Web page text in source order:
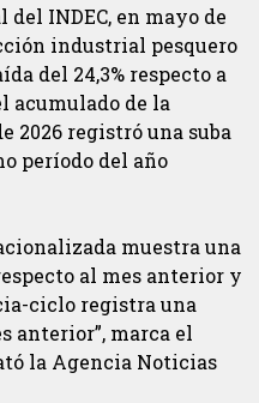
INDEC, en mayo de
industrial pesquero
del 24,3% respecto a
acumulado de la
2026 registró una suba
período del año
muestra una
al mes anterior y
ciclo registra una
anterior”, marca el
la Agencia Noticias